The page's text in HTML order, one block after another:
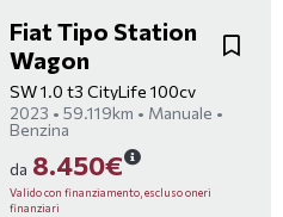
Fiat Tipo Station
Wagon
SW 1.0 t3 CityLife 100cv
2023 • 59.119km • Manuale •
Benzina
da 8.450€
Valido con finanziamento, escluso oneri
finanziari